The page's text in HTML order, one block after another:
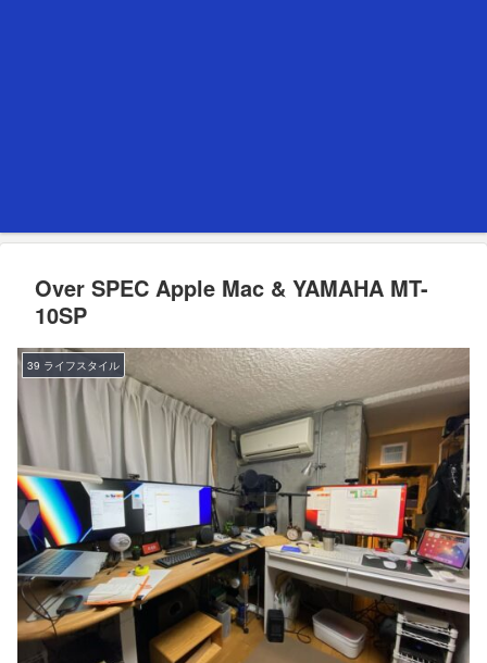
Over SPEC Apple Mac & YAMAHA MT-
10SP
39 ライフスタイル